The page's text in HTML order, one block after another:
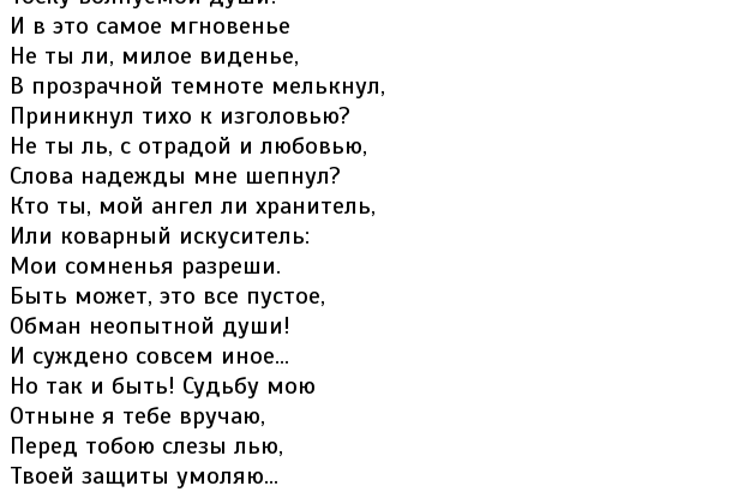
И в это самое мгновенье
Не ты ли, милое виденье,
В прозрачной темноте мелькнул,
Приникнул тихо к изголовью?
Не ты ль, с отрадой и любовью,
Слова надежды мне шепнул?
Кто ты, мой ангел ли хранитель,
Или коварный искуситель:
Мои сомненья разреши.
Быть может, это все пустое,
Обман неопытной души!
И суждено совсем иное...
Но так и быть! Судьбу мою
Отныне я тебе вручаю,
Перед тобою слезы лью,
Твоей защиты умоляю...